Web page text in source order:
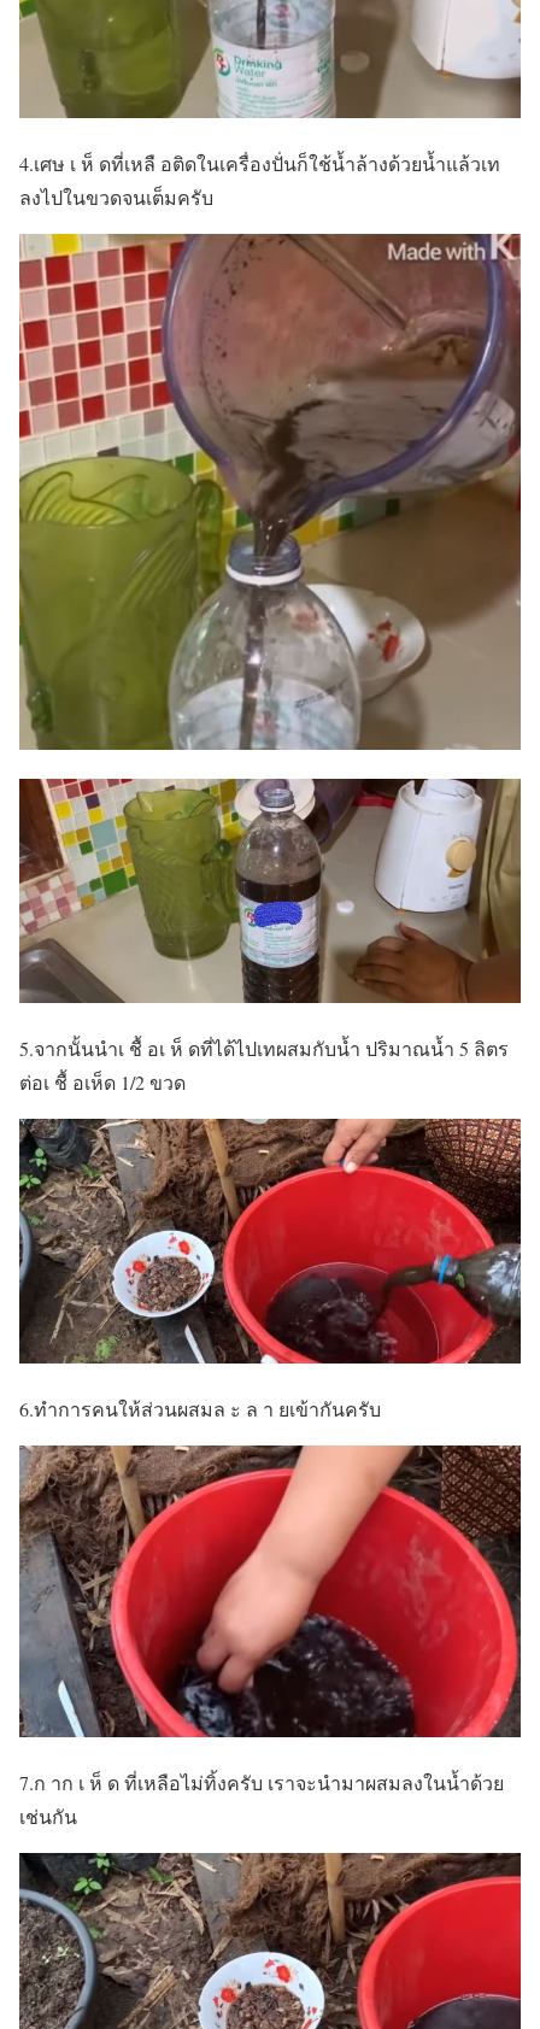
4.เศษ เ ห็ ดที่เหลื อติดในเครื่องปั่นก็ใช้น้ำล้างด้วยน้ำแล้วเท
ลงไปในขวดจนเต็มครับ
5.จากนั้นนำเ ชื้ อเ ห็ ดที่ได้ไปเทผสมกับน้ำ ปริมาณน้ำ 5 ลิตร
ต่อเ ชื้ อเห็ด 1/2 ขวด
6.ทำการคนให้ส่วนผสมล ะ ล า ยเข้ากันครับ
7.ก าก เ ห็ ด ที่เหลือไม่ทิ้งครับ เราจะนำมาผสมลงในน้ำด้วย
เช่นกัน